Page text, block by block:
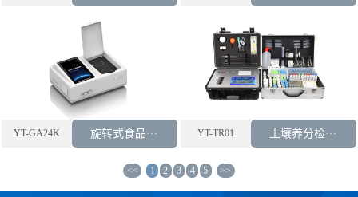
YT-GA24K 旋转式食品··· YT-TR01 土壤养分检···
<< 1 2 3 4 5 >>